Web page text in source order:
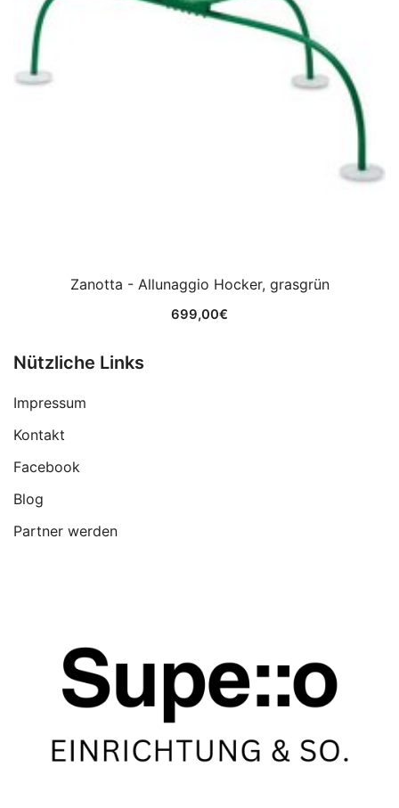
Zanotta - Allunaggio Hocker, grasgrün
699,00€
Nützliche Links
Impressum
Kontakt
Facebook
Blog
Partner werden